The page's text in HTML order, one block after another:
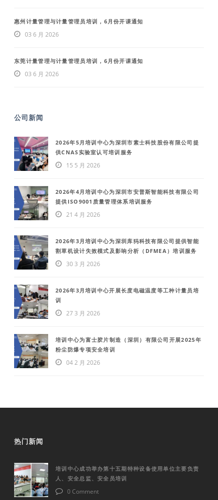
惠州计量管理与计量管理员培训，6月份开课通知
03 6 月 2026
东莞计量管理与计量管理员培训，6月份开课通知
03 6 月 2026
公司新闻
2026年5月培训中心为深圳市素士科技股份有限公司提
供CNAS实验室认可培训服务
15 5 月 2026
2026年4月培训中心为深圳市安普斯智能科技有限公司
提供ISO9001质量管理体系培训服务
21 4 月 2026
2026年3月培训中心为深圳库犸科技有限公司提供智能
割草机设计失效模式及影响分析（DFMEA）培训服务
30 3 月 2026
2026年3月培训中心开展长度电磁温度等工种计量员培
训
27 3 月 2026
培训中心为富士胶片制造（深圳）有限公司开展2025年
粉尘防爆专项安全培训
04 2 月 2026
热门新闻
培训中心成功举办第十五期特种设备使用单位主要负责
人、安全总监、安全员培训
0 Comment